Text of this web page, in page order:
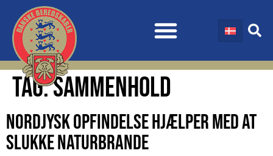
TAG:SAMMENHOLD
NORDJYSK OPFINDELSE HJÆLPER MED AT
SLUKKE NATURBRANDE